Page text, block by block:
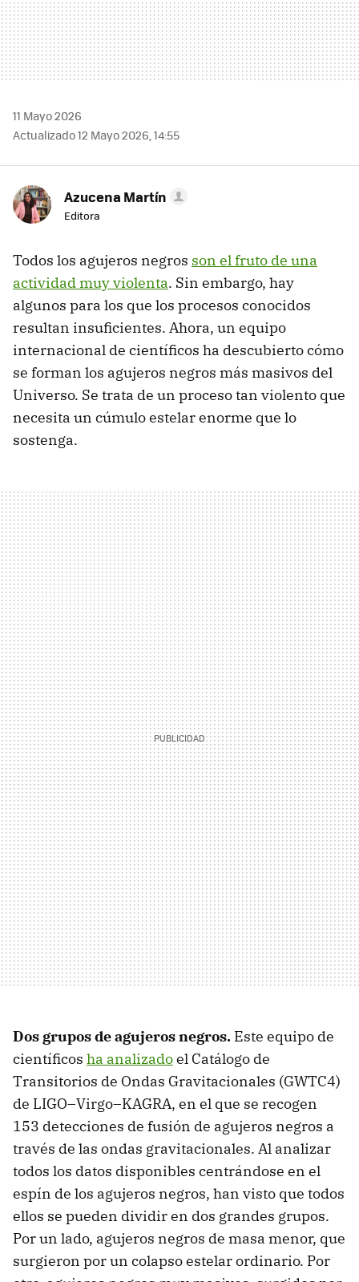
11 Mayo 2026
Actualizado 12 Mayo 2026, 14:55
Azucena Martín
Editora
Todos los agujeros negros son el fruto de una
actividad muy violenta. Sin embargo, hay
algunos para los que los procesos conocidos
resultan insuficientes. Ahora, un equipo
internacional de científicos ha descubierto cómo
se forman los agujeros negros más masivos del
Universo. Se trata de un proceso tan violento que
necesita un cúmulo estelar enorme que lo
sostenga.
Dos grupos de agujeros negros. Este equipo de
científicos ha analizadoel Catálogo de
Transitorios de Ondas Gravitacionales (GWTC4)
de LIGO–Virgo–KAGRA, en el que se recogen
153 detecciones de fusión de agujeros negros a
través de las ondas gravitacionales. Al analizar
todos los datos disponibles centrándose en el
espín de los agujeros negros, han visto que todos
ellos se pueden dividir en dos grandes grupos.
Por un lado, agujeros negros de masa menor, que
surgieron por un colapso estelar ordinario. Por